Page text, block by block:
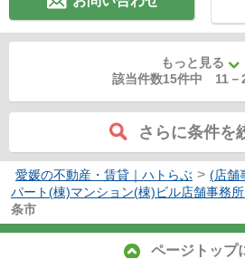
もっと見る
該当件数15件中 11 －
さらに条件を
愛媛の不動産・賃貸｜ハトらぶ > (店舗
パート(棟)マンション(棟)ビル店舗事務
条市
ページトップ